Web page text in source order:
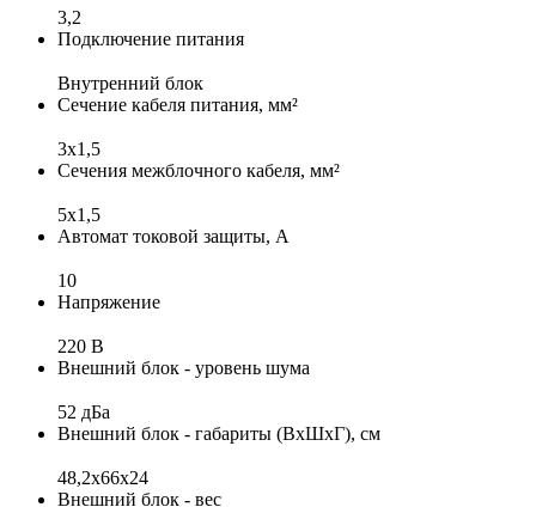
3,2
Подключение питания
Внутренний блок
Сечение кабеля питания, мм²
3x1,5
Сечения межблочного кабеля, мм²
5x1,5
Автомат токовой защиты, А
10
Напряжение
220 В
Внешний блок - уровень шума
52 дБа
Внешний блок - габариты (ВхШхГ), см
48,2x66x24
Внешний блок - вес